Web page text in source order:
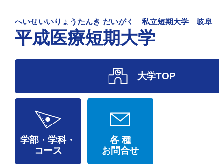
へいせいいりょうたんき だいがく 私立短期大学 岐阜
平成医療短期大学
大学TOP
学部・学科・
コース
各 種
お問合せ